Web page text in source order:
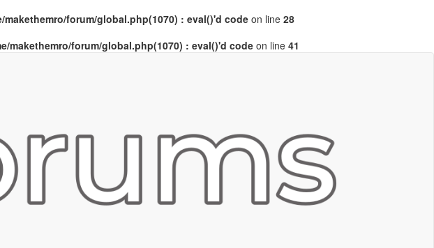
makethemro/forum/global.php(1070) : eval()'d code on line 28
makethemro/forum/global.php(1070) : eval()'d codeon line 41